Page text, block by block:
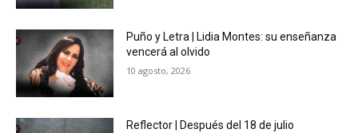
Puño y Letra | Lidia Montes: su enseñanza
vencerá al olvido
10 agosto, 2026
Reflector | Después del 18 de julio